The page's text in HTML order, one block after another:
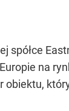
spółce
na
obiektu,